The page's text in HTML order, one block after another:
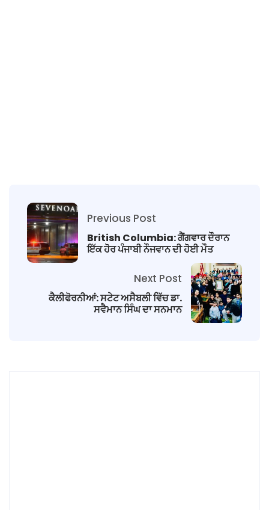
Previous Post
British Columbia: ਗੈਂਗਵਾਰ ਦੌਰਾਨ
ਇੱਕ ਹੋਰ ਪੰਜਾਬੀ ਨੌਜਵਾਨ ਦੀ ਹੋਈ ਮੌਤ
Next Post
ਕੈਲੀਫੋਰਨੀਆਂ: ਸਟੇਟ ਅਸੈਬਲੀ ਵਿੱਚ ਡਾ.
ਸਵੈਮਾਨ ਸਿੰਘ ਦਾ ਸਨਮਾਨ